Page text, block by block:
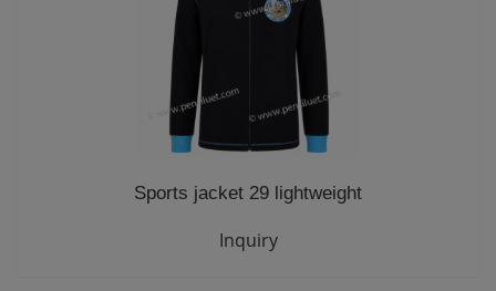
Sports jacket 29 lightweight
Inquiry